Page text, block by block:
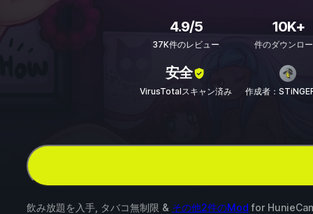
4.9/5
37K件のレビュー
10K+
件のダウンロ
安全
VirusTotalスキャン済み 作成者：
飲み放題を入手, タバコ無制限 & その他2件のMod for